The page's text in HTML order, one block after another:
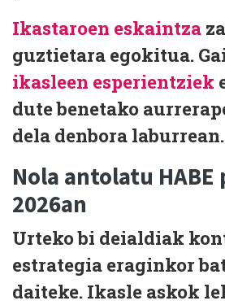
Ikastaroen eskaintza
guztietara egokitua.
ikasleen esperientziek
dutebenetako
dela denbora laburrean.
Nola antolatu HABE
2026an
Urteko bi deialdiak
estrategia eraginkor
daiteke. Ikasle askok